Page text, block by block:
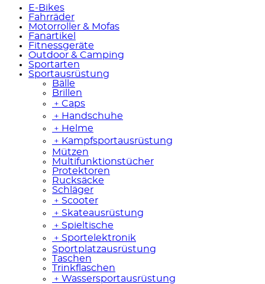
E-Bikes
Fahrräder
Motorroller & Mofas
Fanartikel
Fitnessgeräte
Outdoor & Camping
Sportarten
Sportausrüstung
Bälle
Brillen
﹢ Caps
﹢ Handschuhe
﹢ Helme
﹢ Kampfsportausrüstung
Mützen
Multifunktionstücher
Protektoren
Rucksäcke
Schläger
﹢ Scooter
﹢ Skateausrüstung
﹢ Spieltische
﹢ Sportelektronik
Sportplatzausrüstung
Taschen
Trinkflaschen
﹢ Wassersportausrüstung